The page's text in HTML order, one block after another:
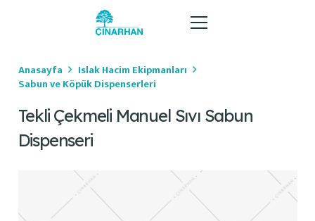
Anasayfa
Islak Hacim Ekipmanları
Sabun ve Köpük Dispenserleri
Tekli Çekmeli Manuel Sıvı Sabun
Dispenseri